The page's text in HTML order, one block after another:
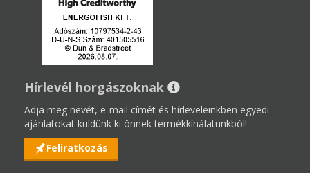
Hírlevél horgászoknak
Adja meg nevét, e-mail címét és hírleveleinkben egyedi
ajánlatokat küldünk ki önnek termékkínálatunkból!
Feliratkozás